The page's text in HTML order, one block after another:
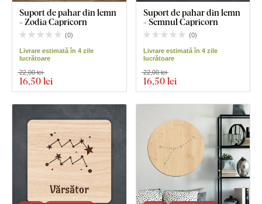
Suport de pahar din lemn
- Zodia Capricorn
(0)
Livrare estimată în 4 zile
lucrătoare
16,50 lei
22,00 lei
Suport de pahar din lemn
- Semnul Capricorn
(0)
Livrare estimată în 4 zile
lucrătoare
16,50 lei
22,00 lei